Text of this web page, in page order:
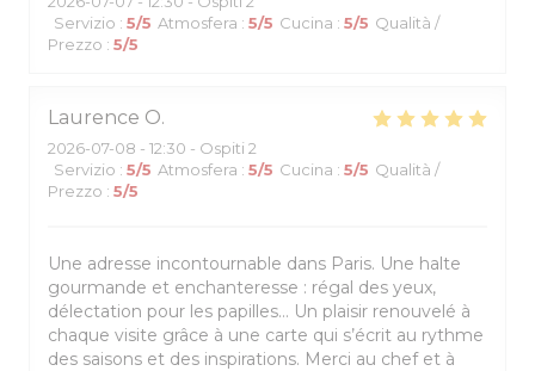
Servizio : 5/5 Atmosfera : 5/5 Cucina : 5/5 Qualità /
Prezzo : 5/5
Laurence O
2026-07-08 - 12:30 - Ospiti 2
Servizio : 5/5 Atmosfera : 5/5 Cucina : 5/5 Qualità /
Prezzo : 5/5
Une adresse incontournable dans Paris. Une halte
gourmande et enchanteresse : régal des yeux,
délectation pour les papilles… Un plaisir renouvelé à
chaque visite grâce à une carte qui s’écrit au rythme
des saisons et des inspirations. Merci au chef et à